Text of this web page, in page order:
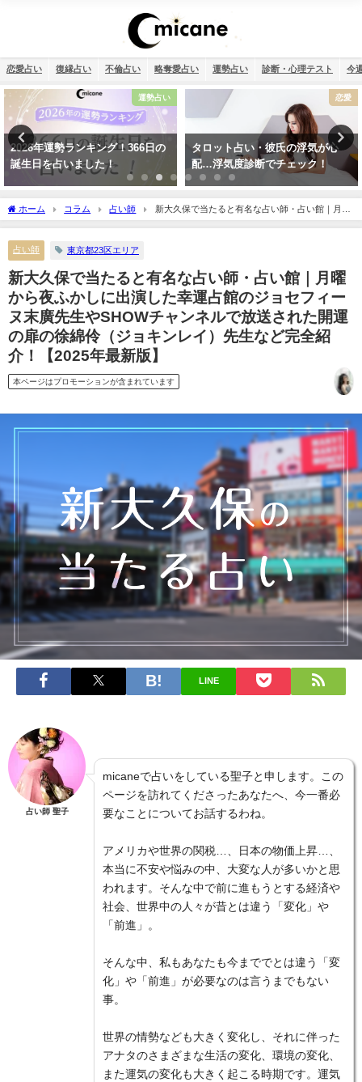
恋愛占い 復縁占い 不倫占い 略奪愛占い 運勢占い 診断・心理テスト 今
恋愛
タロット占い・彼氏の浮気が心
配…浮気度診断でチェック！
恋愛
誕生日占い・運命の人を顔画像付
きで完全無料で鑑定します！
ホーム コラム 占い師
新大久保で当たると有名な占い師・占い館｜月曜
から夜ふかしに出演した幸運占館のジョセフィーヌ末廣先生やSHOWチャンネルで放
占い師
東京都23区エリア
新大久保で当たると有名な占い師・占い館｜月曜
から夜ふかしに出演した幸運占館のジョセフィー
ヌ末廣先生やSHOWチャンネルで放送された開運
の扉の徐綿伶（ジョキンレイ）先生など完全紹
介！【2025年最新版】
本ページはプロモーションが含まれています
LINE
占い師 聖子
micaneで占いをしている聖子と申します。この
ページを訪れてくださったあなたへ、今一番必
要なことについてお話するわね。
アメリカや世界の関税…、日本の物価上昇…、
本当に不安や悩みの中、大変な人が多いかと思
われます。そんな中で前に進もうとする経済や
社会、世界中の人々が昔とは違う「変化」や
「前進」。
そんな中、私もあなたも今まででとは違う「変
化」や「前進」が必要なのは言うまでもない
事。
世界の情勢なども大きく変化し、それに伴った
アナタのさまざまな生活の変化、環境の変化、
また運気の変化も大きく起こる時期です。運気